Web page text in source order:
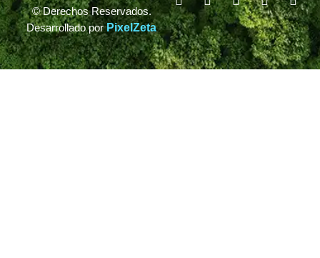
© Derechos Reservados.
Desarrollado porPixelZeta